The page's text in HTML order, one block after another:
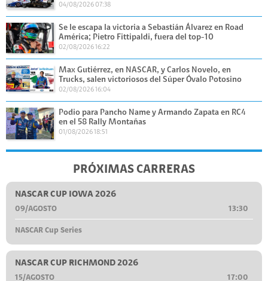
04/08/2026 07:38
Se le escapa la victoria a Sebastián Álvarez en Road
América; Pietro Fittipaldi, fuera del top-10
02/08/2026 16:22
Max Gutiérrez, en NASCAR, y Carlos Novelo, en
Trucks, salen victoriosos del Súper Óvalo Potosino
02/08/2026 16:04
Podio para Pancho Name y Armando Zapata en RC4
en el 58 Rally Montañas
01/08/2026 18:51
PRÓXIMAS CARRERAS
NASCAR CUP IOWA 2026
09/AGOSTO 13:30
NASCAR Cup Series
NASCAR CUP RICHMOND 2026
15/AGOSTO 17:00